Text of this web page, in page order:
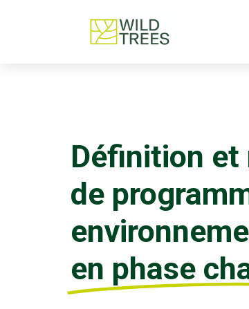
Définition et
de
en phase